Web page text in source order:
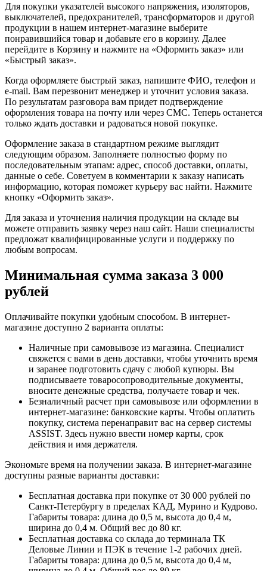
Для покупки указателей высокого напряжения, изоляторов,
выключателей, предохранителей, трансформаторов и другой
продукции в нашем интернет-магазине выберите
понравившийся товар и добавьте его в корзину. Далее
перейдите в Корзину и нажмите на «Оформить заказ» или
«Быстрый заказ».
Когда оформляете быстрый заказ, напишите ФИО, телефон и
e-mail. Вам перезвонит менеджер и уточнит условия заказа.
По результатам разговора вам придет подтверждение
оформления товара на почту или через СМС. Теперь останется
только ждать доставки и радоваться новой покупке.
Оформление заказа в стандартном режиме выглядит
следующим образом. Заполняете полностью форму по
последовательным этапам: адрес, способ доставки, оплаты,
данные о себе. Советуем в комментарии к заказу написать
информацию, которая поможет курьеру вас найти. Нажмите
кнопку «Оформить заказ».
Для заказа и уточнения наличия продукции на складе вы
можете отправить заявку через наш сайт. Наши специалисты
предложат квалифицированные услуги и поддержку по
любым вопросам.
Минимальная сумма заказа 3 000
рублей
Оплачивайте покупки удобным способом. В интернет-
магазине доступно 2 варианта оплаты:
Наличные при самовывозе из магазина. Специалист
свяжется с вами в день доставки, чтобы уточнить время
и заранее подготовить сдачу с любой купюры. Вы
подписываете товаросопроводительные документы,
вносите денежные средства, получаете товар и чек.
Безналичный расчет при самовывозе или оформлении в
интернет-магазине: банковские карты. Чтобы оплатить
покупку, система перенаправит вас на сервер системы
ASSIST. Здесь нужно ввести номер карты, срок
действия и имя держателя.
Экономьте время на получении заказа. В интернет-магазине
доступны разные варианты доставки:
Бесплатная доставка при покупке от 30 000 рублей по
Санкт-Петербургу в пределах КАД, Мурино и Кудрово.
Габариты товара: длина до 0,5 м, высота до 0,4 м,
ширина до 0,4 м. Общий вес до 80 кг.
Бесплатная доставка со склада до терминала ТК
Деловые Линии и ПЭК в течение 1-2 рабочих дней.
Габариты товара: длина до 0,5 м, высота до 0,4 м,